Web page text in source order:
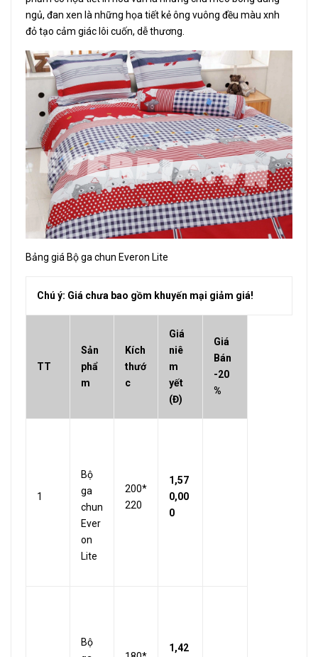
ngủ, đan xen là những họa tiết kẻ ông vuông đều màu xnh
đỏ tạo cảm giác lôi cuốn, dễ thương.
Bảng giá Bộ ga chun Everon Lite
Chú ý: Giá chưa bao gồm khuyến mại giảm giá!
TT
Sản
phẩ
m
Kích
thướ
c
Giá
niê
m
yết
(Đ)
Giá
Bán
-20
%
1
Bộ
ga
chun
Ever
on
Lite
200*
220
1,57
0,00
0
Bộ
1,42